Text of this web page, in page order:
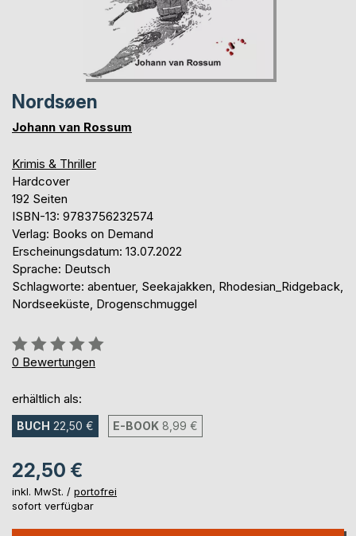
Nordsøen
Johann van Rossum
Krimis & Thriller
Hardcover
192 Seiten
ISBN-13: 9783756232574
Verlag: Books on Demand
Erscheinungsdatum: 13.07.2022
Sprache: Deutsch
Schlagworte: abentuer, Seekajakken, Rhodesian_Ridgeback,
Nordseeküste, Drogenschmuggel
Bewertung::
0%
0 Bewertungen
erhältlich als:
BUCH 22,50 € E-BOOK 8,99 €
22,50 €
inkl. MwSt. / portofrei
sofort verfügbar